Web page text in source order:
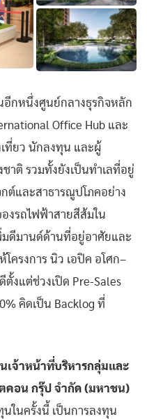
อีกหนึ่งศูนย์กลางธุรกิจหลัก
Office Hub และ
ที่ยว นักลงทุน และผู้
าติ รวมทั้งยังเป็นทำเลที่อยู่
กต์และสาธารณูปโภคอย่าง
องรถไฟฟ้าสายสีส้มใน
ดีมานด์ด้านที่อยู่อาศัยและ
ครงการ นิว เอปิค อโศก–
งแต่ช่วงเปิด Pre-Sales
คิดเป็น Backlog ที่
เจ้าหน้าที่บริหารกลุ่มและ
คอน กรุ๊ป จำกัด (มหาชน)
นในครั้งนี้ เป็นการลงทุน